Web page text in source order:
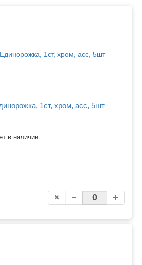
1ст, хром, асс, 5шт
в наличии